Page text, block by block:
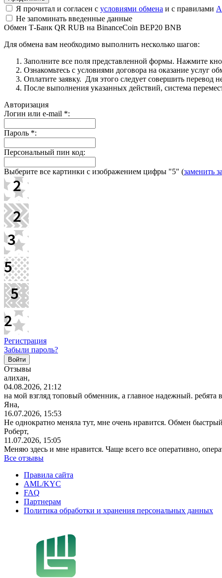
Я прочитал и согласен с условиями обмена и с правилами
Не запоминать введенные данные
Обмен Т-Банк QR RUB на BinanceCoin BEP20 BNB
Для обмена вам необходимо выполнить несколько шагов:
Заполните все поля представленной формы. Нажмите
Ознакомьтесь с условиями договора на оказание услуг
Оплатите заявку. Для этого следует совершить
После выполнения указанных действий, система
Авторизация
Логин или e-mail *:
Пароль *:
Персональный пин код:
Выберите все картинки с изображением цифры "5" (заменить
Регистрация
Забыли пароль?
Отзывы
алихан,
04.08.2026, 21:12
на мой взгляд топовый обменник, а главное надежный.
Яна,
16.07.2026, 15:53
Не однократно меняла тут, мне очень нравится. Обмен
Роберт,
11.07.2026, 15:05
Меняю здесь и мне нравится. Чаще всего все оперативно,
Все отзывы
Правила сайта
AML/KYC
FAQ
Партнерам
Политика обработки и хранения персональных данных